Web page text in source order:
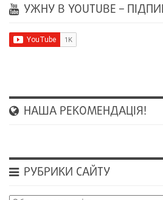
УЖНУ В YOUTUBE –
НАША РЕКОМЕНДАЦІЯ!
РУБРИКИ САЙТУ